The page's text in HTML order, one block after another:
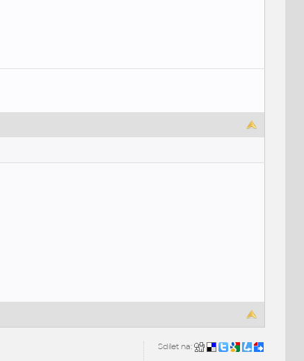
Sdílet na: